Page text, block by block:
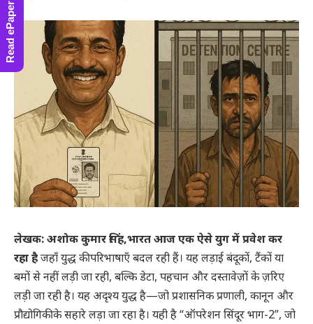
लेखक: अशोक कुमार सिंह,भारत आज एक ऐसे युग में प्रवेश कर
रहा हैजहाँ युद्ध की परिभाषाएँ बदल रही हैं। यह लड़ाई बंदूकों, टैंकों या
बमों से नहीं लड़ी जा रही, बल्कि डेटा, पहचान और दस्तावेज़ों के ज़रिए
लड़ी जा रही है। यह अदृश्य युद्ध है—जो प्रशासनिक प्रणाली, कानून और
प्रौद्योगिकी के सहारे लड़ा जा रहा है। यही है “ऑपरेशन सिंदूर भाग-2”, जो
Read ePaper